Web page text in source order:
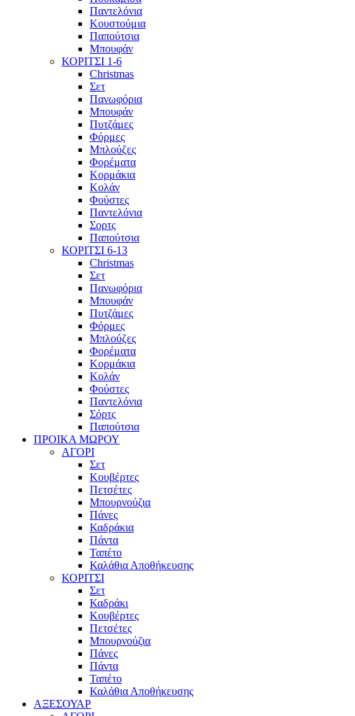
Παντελόνια
Κουστούμια
Παπούτσια
Μπουφάν
ΚΟΡΙΤΣΙ 1-6
Christmas
Σετ
Πανωφόρια
Μπουφάν
Πυτζάμες
Φόρμες
Μπλούζες
Φορέματα
Κορμάκια
Κολάν
Φούστες
Παντελόνια
Σορτς
Παπούτσια
ΚΟΡΙΤΣΙ 6-13
Christmas
Σετ
Πανωφόρια
Μπουφάν
Πυτζάμες
Φόρμες
Μπλούζες
Φορέματα
Κορμάκια
Κολάν
Φούστες
Παντελόνια
Σόρτς
Παπούτσια
ΠΡΟΙΚΑ ΜΩΡΟΥ
ΑΓΟΡΙ
Σετ
Κουβέρτες
Πετσέτες
Μπουρνούζια
Πάνες
Καδράκια
Πάντα
Ταπέτο
Καλάθια Αποθήκευσης
ΚΟΡΙΤΣΙ
Σετ
Καδράκι
Κουβέρτες
Πετσέτες
Μπουρνούζια
Πάνες
Πάντα
Ταπέτο
Καλάθια Αποθήκευσης
ΑΞΕΣΟΥΑΡ